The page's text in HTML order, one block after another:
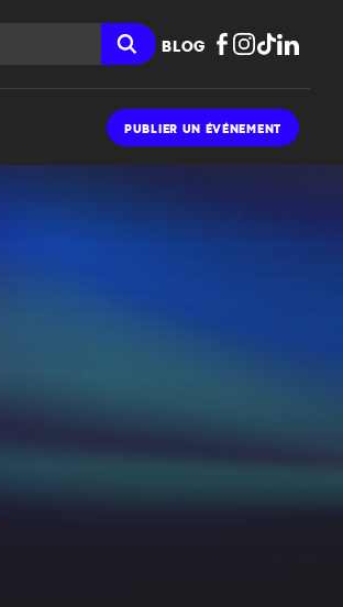
BLOG
PUBLIER UN ÉVÉNEMENT